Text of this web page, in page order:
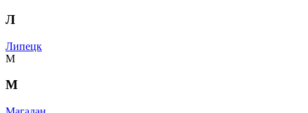
Л
Липецк
М
М